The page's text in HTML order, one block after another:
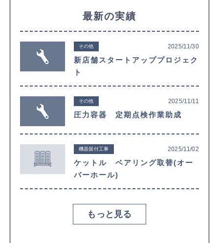
最新の実績
その他 2025/11/30
新店舗スタートアッププロジェク
ト
その他 2025/11/11
圧力容器 定期点検作業助成
機器据付工事 2025/11/02
ケットル ベアリング取替(オー
バーホール)
もっと見る